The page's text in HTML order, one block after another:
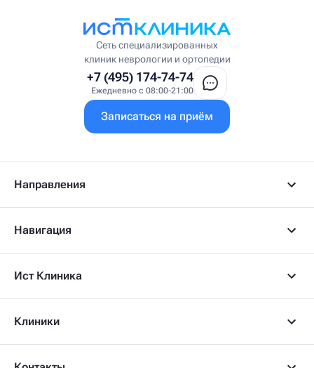
Сеть специализированных
клиник неврологии и ортопедии
+7 (495) 174-74-74
Ежедневно с 08:00-21:00
Записаться на приём
Направления
Навигация
Ист Клиника
Клиники